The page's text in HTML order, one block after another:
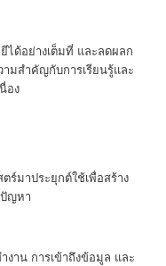
ได้อย่างเต็มที่ และลดผลก
มสำคัญกับการเรียนรู้และ
อง
ร์มาประยุกต์ใช้เพื่อสร้าง
ญหา
าน การเข้าถึงข้อมูล และ